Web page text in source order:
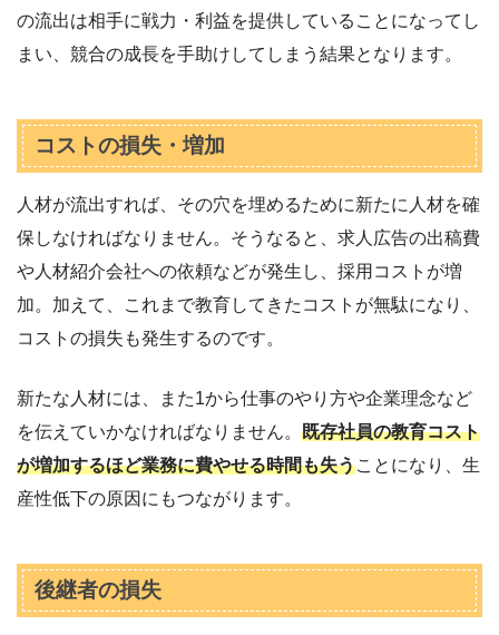
の流出は相手に戦力・利益を提供していることになってし
まい、競合の成長を手助けしてしまう結果となります。
コストの損失・増加
人材が流出すれば、その穴を埋めるために新たに人材を確
保しなければなりません。そうなると、求人広告の出稿費
や人材紹介会社への依頼などが発生し、採用コストが増
加。加えて、これまで教育してきたコストが無駄になり、
コストの損失も発生するのです。
新たな人材には、また1から仕事のやり方や企業理念など
を伝えていかなければなりません。 既存社員の教育コスト
が増加するほど業務に費やせる時間も失うことになり、生
産性低下の原因にもつながります。
後継者の損失